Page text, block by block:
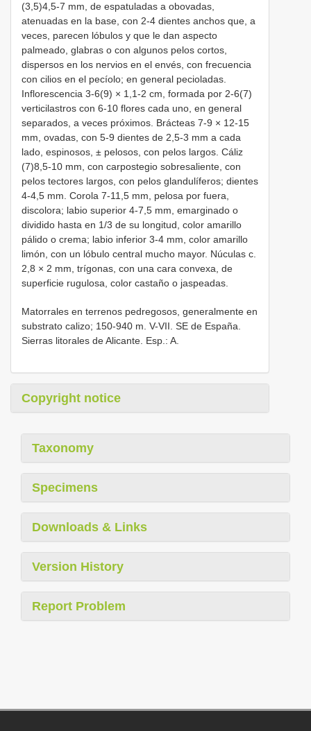
(3,5)4,5-7 mm, de espatuladas a obovadas,
atenuadas en la base, con 2-4 dientes anchos que, a
veces, parecen lóbulos y que le dan aspecto
palmeado, glabras o con algunos pelos cortos,
dispersos en los nervios en el envés, con frecuencia
con cilios en el pecíolo; en general pecioladas.
Inflorescencia 3-6(9) × 1,1-2 cm, formada por 2-6(7)
verticilastros con 6-10 flores cada uno, en general
separados, a veces próximos. Brácteas 7-9 × 12-15
mm, ovadas, con 5-9 dientes de 2,5-3 mm a cada
lado, espinosos, ± pelosos, con pelos largos. Cáliz
(7)8,5-10 mm, con carpostegio sobresaliente, con
pelos tectores largos, con pelos glandulíferos; dientes
4-4,5 mm. Corola 7-11,5 mm, pelosa por fuera,
discolora; labio superior 4-7,5 mm, emarginado o
dividido hasta en 1/3 de su longitud, color amarillo
pálido o crema; labio inferior 3-4 mm, color amarillo
limón, con un lóbulo central mucho mayor. Núculas c.
2,8 × 2 mm, trígonas, con una cara convexa, de
superficie rugulosa, color castaño o jaspeadas.
Matorrales en terrenos pedregosos, generalmente en
substrato calizo; 150-940 m. V-VII. SE de España.
Sierras litorales de Alicante. Esp.: A.
Copyright notice
Taxonomy
Specimens
Downloads & Links
Version History
Report Problem